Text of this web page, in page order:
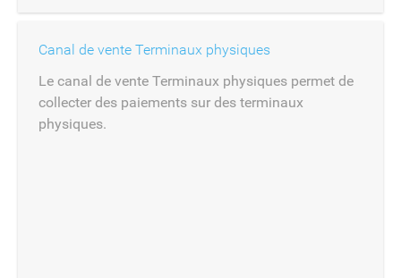
Canal de vente Terminaux physiques
Le canal de vente Terminaux physiques permet de
collecter des paiements sur des terminaux
physiques.